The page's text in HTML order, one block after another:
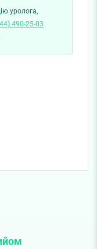
уролога,
490-25-03